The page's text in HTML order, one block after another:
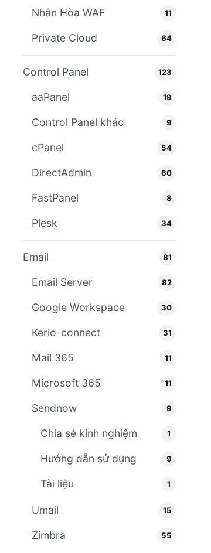
Nhân Hòa WAF 11
Private Cloud 64
Control Panel 123
aaPanel 19
Control Panel khác 9
cPanel 54
DirectAdmin 60
FastPanel 8
Plesk 34
Email 81
Email Server 82
Google Workspace 30
Kerio-connect 31
Mail 365 11
Microsoft 365 11
Sendnow 9
Chia sẻ kinh nghiệm 1
Hướng dẫn sử dụng 9
Tài liệu 1
Umail 15
Zimbra 55